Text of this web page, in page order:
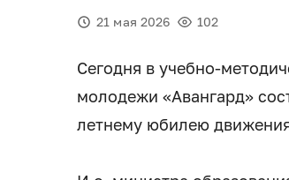
21 мая 2026 102
Сегодня в учебно-
молодежи «Авангард»
летнему юбилею